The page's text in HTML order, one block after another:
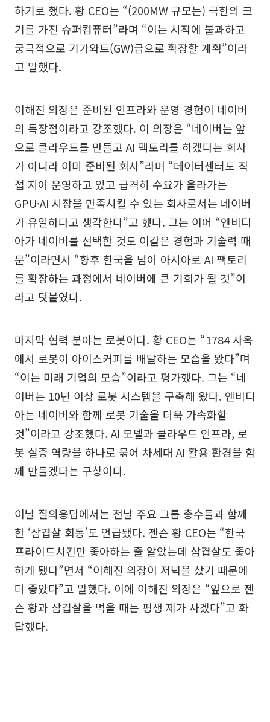
하기로 했다. 황 CEO는 “(200MW 규모는) 극한의 크
기를 가진 슈퍼컴퓨터”라며 “이는 시작에 불과하고
궁극적으로 기가와트(GW)급으로 확장할 계획”이라
고 말했다.
이해진 의장은 준비된 인프라와 운영 경험이 네이버
의 특장점이라고 강조했다. 이 의장은 “네이버는 앞
으로 클라우드를 만들고 AI 팩토리를 하겠다는 회사
가 아니라 이미 준비된 회사”라며 “데이터센터도 직
접 지어 운영하고 있고 급격히 수요가 올라가는
GPU·AI 시장을 만족시킬 수 있는 회사로서는 네이버
가 유일하다고 생각한다”고 했다. 그는 이어 “엔비디
아가 네이버를 선택한 것도 이같은 경험과 기술력 때
문”이라면서 “향후 한국을 넘어 아시아로 AI 팩토리
를 확장하는 과정에서 네이버에 큰 기회가 될 것”이
라고 덧붙였다.
마지막 협력 분야는 로봇이다. 황 CEO는 “1784 사옥
에서 로봇이 아이스커피를 배달하는 모습을 봤다”며
“이는 미래 기업의 모습”이라고 평가했다. 그는 “네
이버는 10년 이상 로봇 시스템을 구축해 왔다. 엔비디
아는 네이버와 함께 로봇 기술을 더욱 가속화할
것”이라고 강조했다. AI 모델과 클라우드 인프라, 로
봇 실증 역량을 하나로 묶어 차세대 AI 활용 환경을 함
께 만들겠다는 구상이다.
이날 질의응답에서는 전날 주요 그룹 총수들과 함께
한 ‘삼겹살 회동’도 언급됐다. 젠슨 황 CEO는 “한국
프라이드치킨만 좋아하는 줄 알았는데 삼겹살도 좋아
하게 됐다”면서 “이해진 의장이 저녁을 샀기 때문에
더 좋았다”고 말했다. 이에 이해진 의장은 “앞으로 젠
슨 황과 삼겹살을 먹을 때는 평생 제가 사겠다”고 화
답했다.